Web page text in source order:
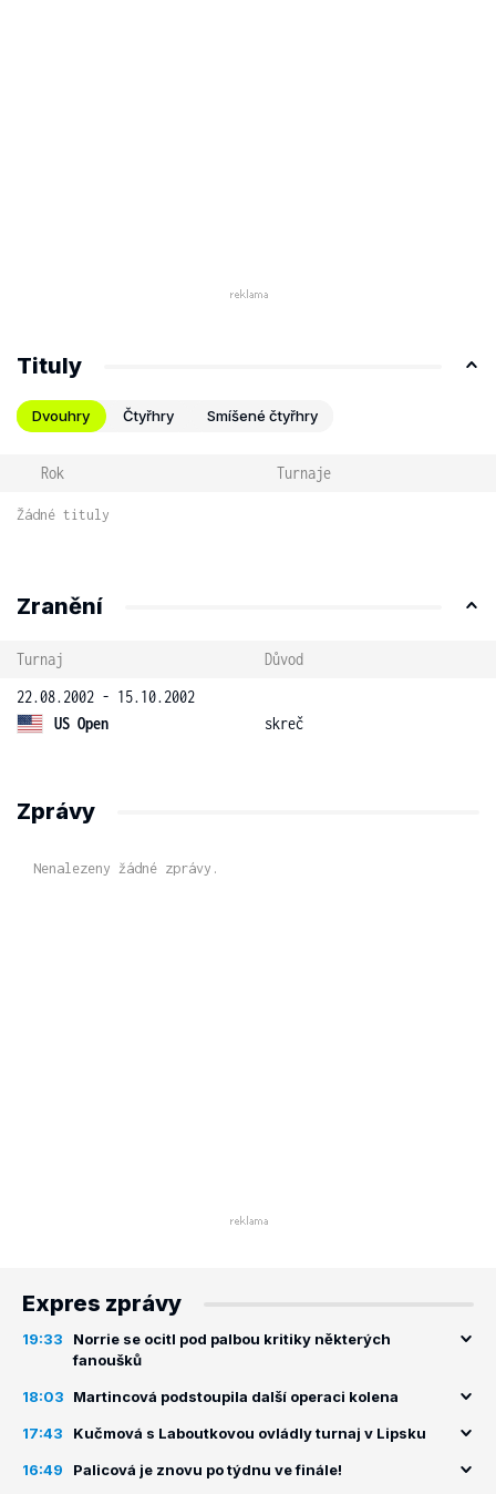
Tituly
Dvouhry Čtyřhry Smíšené čtyřhry
Rok Turnaje
Žádné tituly
Zranění
Turnaj
Důvod
22.08.2002 - 15.10.2002
US Open
skreč
Zprávy
Nenalezeny žádné zprávy.
Expres zprávy
19:33
Norrie se ocitl pod palbou kritiky některých
fanoušků
18:03 Martincová podstoupila další operaci kolena
17:43 Kučmová s Laboutkovou ovládly turnaj v Lipsku
16:49 Palicová je znovu po týdnu ve finále!